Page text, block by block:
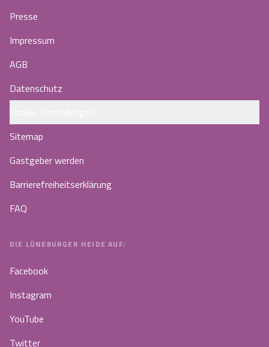
Presse
Impressum
AGB
Datenschutz
Sitemap
Gastgeber werden
Barrierefreiheitserklärung
FAQ
DIE LÜNEBURGER HEIDE AUF:
Facebook
Instagram
YouTube
Twitter